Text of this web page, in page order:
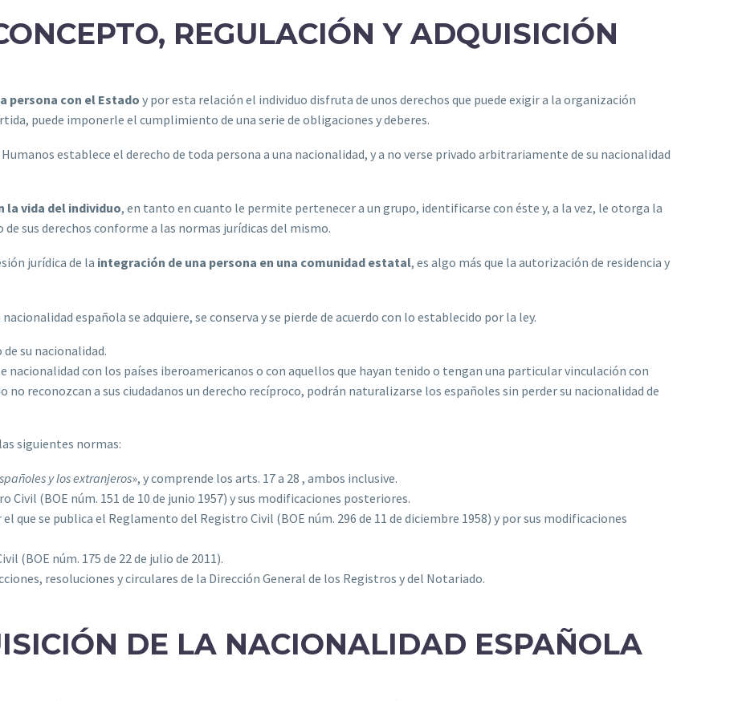
REGULACIÓN Y ADQUISICIÓN
persona con el Estado y por esta relación el individuo disfruta de unos derechos que puede exigir a la organización
puede imponerle el cumplimiento de una serie de obligaciones y deberes.
establece el derecho de toda persona a una nacionalidad, y a no verse privado arbitrariamente de su nacionalidad
vida del individuo, en tanto en cuanto le permite pertenecer a un grupo, identificarse con éste y, a la vez, le otorga la
sus derechos conforme a las normas jurídicas del mismo.
jurídica de la integración de una persona en una comunidad estatal, es algo más que la autorización de residencia y
española se adquiere, se conserva y se pierde de acuerdo con lo establecido por la ley.
su nacionalidad.
nacionalidad con los países iberoamericanos o con aquellos que hayan tenido o tengan una particular vinculación con
no reconozcan a sus ciudadanos un derecho recíproco, podrán naturalizarse los españoles sin perder su nacionalidad de
siguientes normas:
y los extranjeros», y comprende los arts. 17 a 28 , ambos inclusive.
Civil (BOE núm. 151 de 10 de junio 1957) y sus modificaciones posteriores.
que se publica el Reglamento del Registro Civil (BOE núm. 296 de 11 de diciembre 1958) y por sus modificaciones
(BOE núm. 175 de 22 de julio de 2011).
resoluciones y circulares de la Dirección General de los Registros y del Notariado.
DE LA NACIONALIDAD ESPAÑOLA